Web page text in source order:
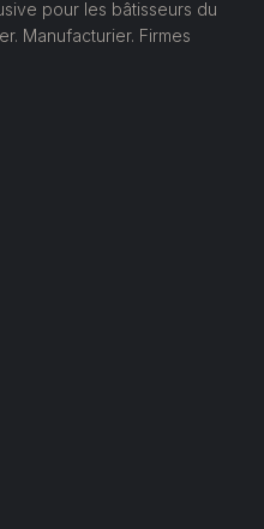
pour les bâtisseurs du
Manufacturier. Firmes